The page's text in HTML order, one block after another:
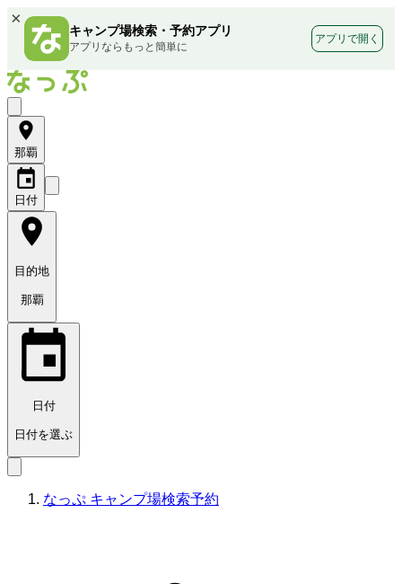
×
キャンプ場検索・予約アプリ
アプリならもっと簡単に
アプリで開く
那覇
日付
目的地
那覇
日付
日付を選ぶ
なっぷ キャンプ場検索予約